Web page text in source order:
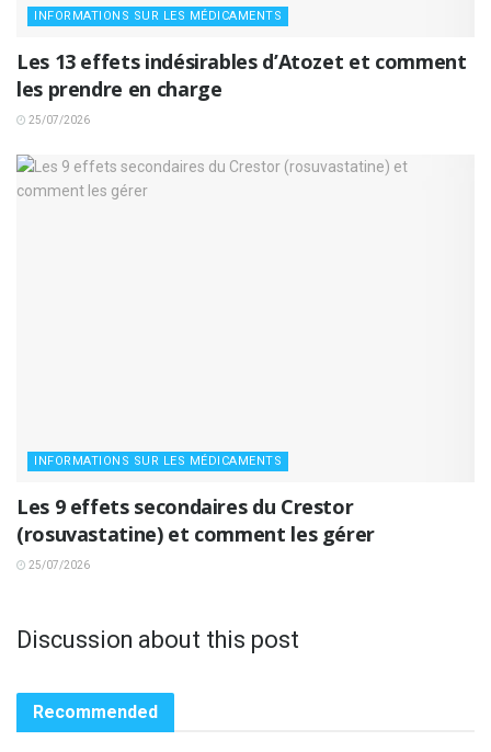
INFORMATIONS SUR LES MÉDICAMENTS
Les 13 effets indésirables d’Atozet et comment
les prendre en charge
25/07/2026
INFORMATIONS SUR LES MÉDICAMENTS
Les 9 effets secondaires du Crestor
(rosuvastatine) et comment les gérer
25/07/2026
Discussion about this post
Recommended